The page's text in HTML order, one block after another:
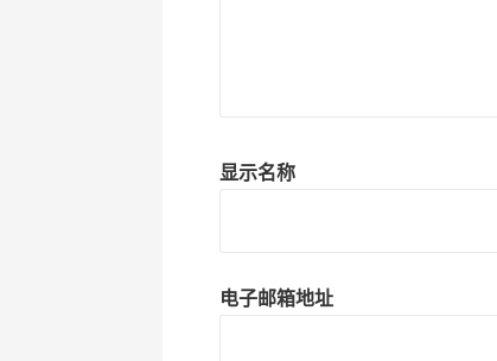
显示名称
电子邮箱地址